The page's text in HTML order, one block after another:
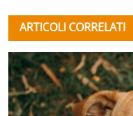
ARTICOLI CORRELATI